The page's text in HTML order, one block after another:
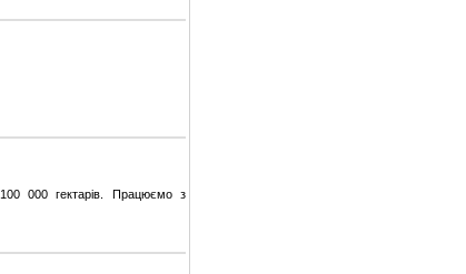
000 гектарів. Працюємо з